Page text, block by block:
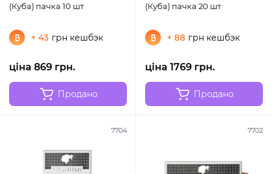
(Куба) пачка 10 шт
+ 43 грн кешбэк
ціна 869 грн.
Продано
(Куба) пачка 20 шт
+ 88 грн кешбэк
ціна 1769 грн.
Продано
7704 7702